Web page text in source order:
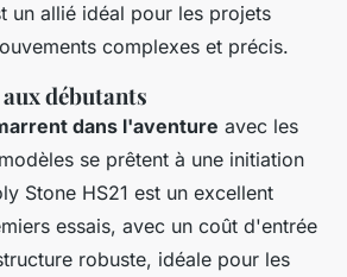
un allié idéal pour les projets
complexes et précis.
débutants
dans l'aventure avec les
se prêtent à une initiation
Stone HS21 est un excellent
essais, avec un coût d'entrée
robuste, idéale pour les